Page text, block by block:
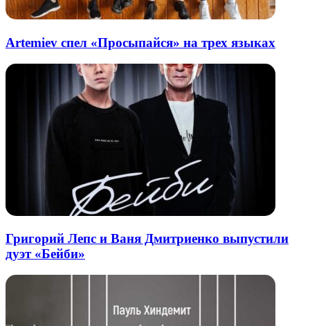
Artemiev спел «Просыпайся» на трех языках
Григорий Лепс и Ваня Дмитриенко выпустили
дуэт «Бейби»